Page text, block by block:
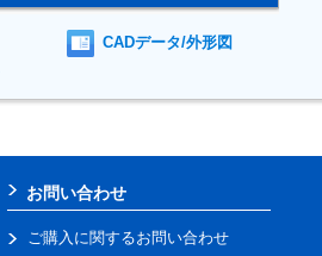
CADデータ/外形図
お問い合わせ
ご購入に関するお問い合わせ